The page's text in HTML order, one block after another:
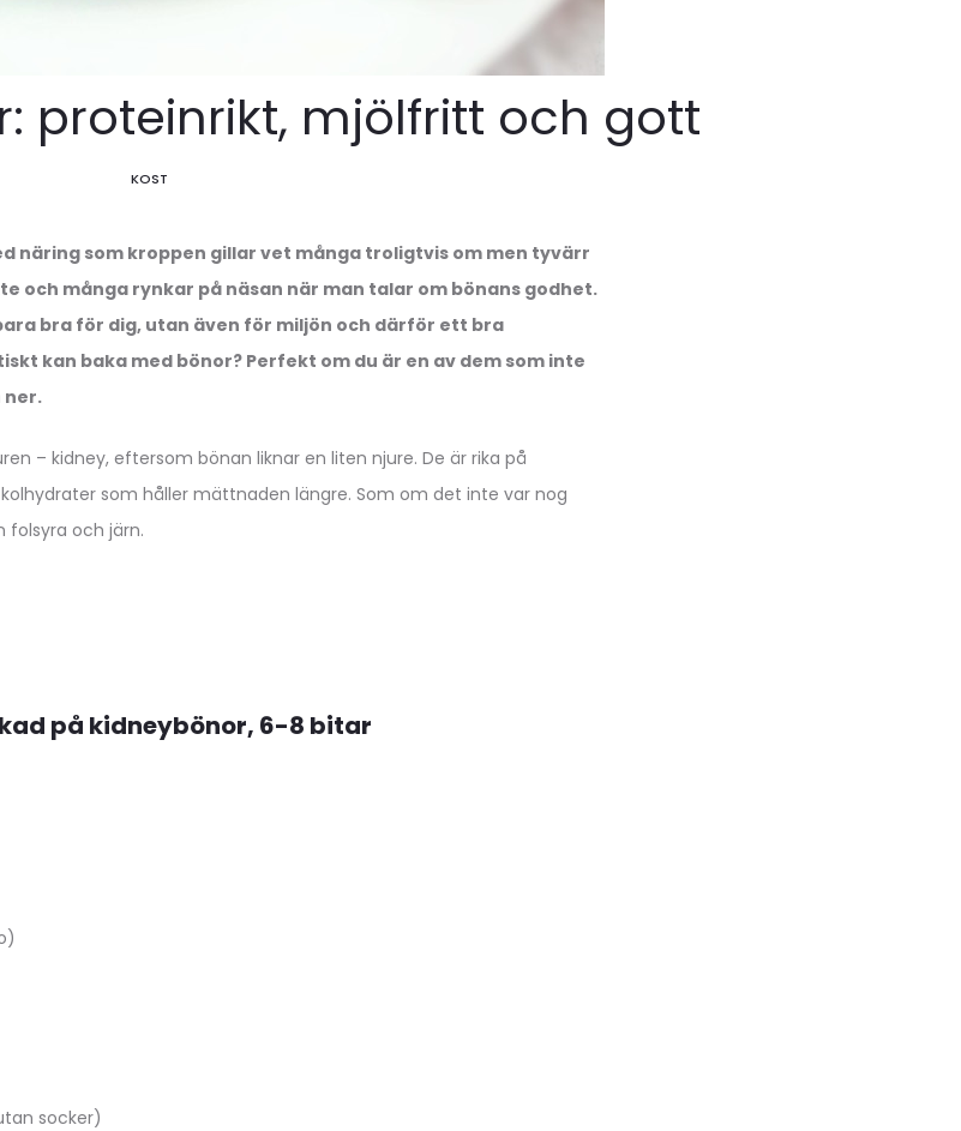
proteinrikt, mjölfritt och gott
KOST
näring som kroppen gillar vet många troligtvis om men tyvärr
och många rynkar på näsan när man talar om bönans godhet.
bra för dig, utan även för miljön och därför ett bra
kan baka med bönor? Perfekt om du är en av dem som inte
ner.
– kidney, eftersom bönan liknar en liten njure. De är rika på
som håller mättnaden längre. Som om det inte var nog
folsyra och järn.
på kidneybönor, 6-8 bitar
socker)